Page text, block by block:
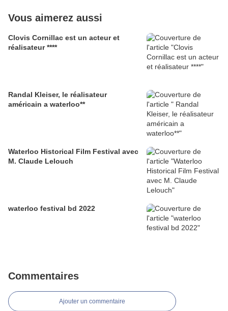
Vous aimerez aussi
Clovis Cornillac est un acteur et
réalisateur ****
Randal Kleiser, le réalisateur
américain a waterloo**
Waterloo Historical Film Festival avec
M. Claude Lelouch
waterloo festival bd 2022
Commentaires
Ajouter un commentaire